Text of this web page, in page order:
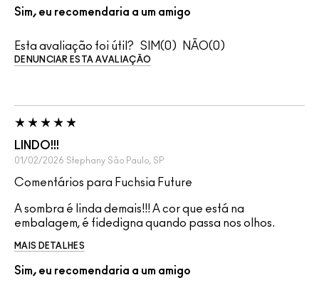
Sim, eu recomendaria a um amigo
Esta avaliação foi útil? 0 0
DENUNCIAR ESTA AVALIAÇÃO
LINDO!!!
01/02/2026 Stephany São Paulo, SP
Comentários para Fuchsia Future
A sombra é linda demais!!! A cor que está na
embalagem, é fidedigna quando passa nos olhos.
MAIS DETALHES
Sim, eu recomendaria a um amigo